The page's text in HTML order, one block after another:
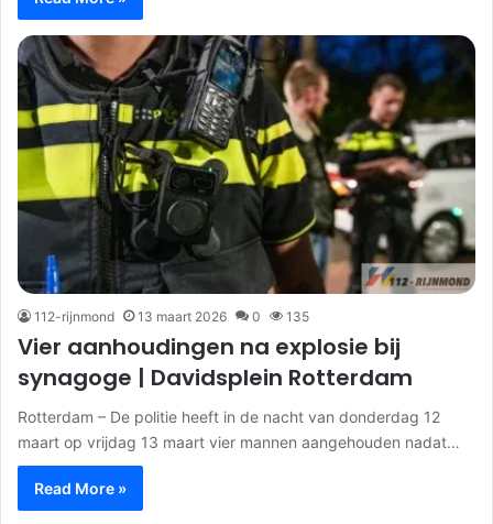
112-rijnmond 13 maart 2026 0 135
Vier aanhoudingen na explosie bij
synagoge | Davidsplein Rotterdam
Rotterdam – De politie heeft in de nacht van donderdag 12
maart op vrijdag 13 maart vier mannen aangehouden nadat…
Read More »